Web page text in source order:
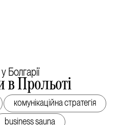
Болгарії
в Прольоті
комунікаційна стратегія
business sauna